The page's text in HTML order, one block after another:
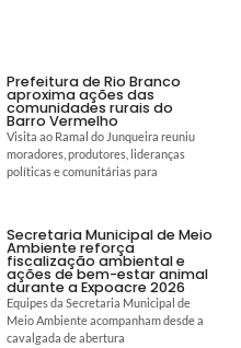
Prefeitura de Rio Branco
aproxima ações das
comunidades rurais do
Barro Vermelho
Visita ao Ramal do Junqueira reuniu
moradores, produtores, lideranças
políticas e comunitárias para
Secretaria Municipal de Meio
Ambiente reforça
fiscalização ambiental e
ações de bem-estar animal
durante a Expoacre 2026
Equipes da Secretaria Municipal de
Meio Ambiente acompanham desde a
cavalgada de abertura